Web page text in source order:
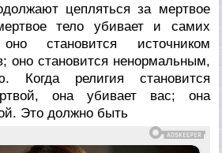
цепляться за мертвое
тело убивает и самих
оно становится источником
оно становится ненормальным,
Когда религия становится
она убивает вас; она
Это должно быть